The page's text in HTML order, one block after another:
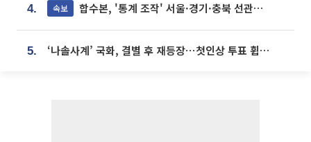
4. 속보 합수본, '통계 조작' 서울·경기·충북 선관위 등 추가 압수수색
5. ‘나솔사계’ 국화, 결별 후 재등장⋯첫인상 투표 휩쓸고 ‘인기녀’ 등극